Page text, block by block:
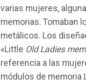
varias mujeres,
memorias. Tomaban
metálicos. Los
«Little Old Ladies
referencia a las
módulos de memoria